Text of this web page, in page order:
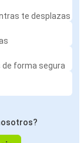
te desplazas
de forma segura